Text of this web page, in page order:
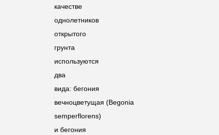
качестве
однолетников
открытого
грунта
используются
два
вида: бегония
вечноцветущая (Begonia
semperflorens)
и бегония